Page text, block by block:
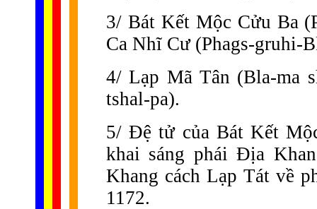
3/ Bát Kết Mộc Cửu Ba
Ca Nhĩ Cư (Phags-gruhi-
4/ Lạp Mã Tân (Bla-ma
tshal-pa).
5/ Đệ tử của Bát Kết
khai sáng phái Địa
Khang cách Lạp Tát về
1172.